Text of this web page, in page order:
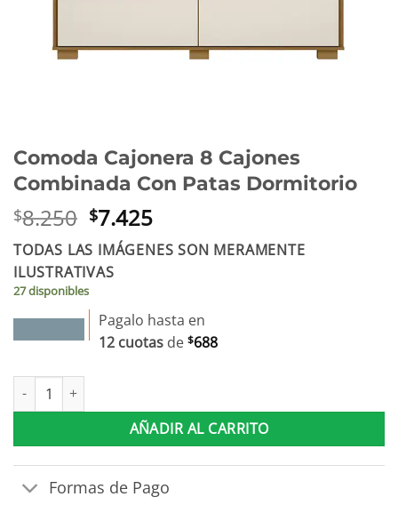
Comoda Cajonera 8 Cajones
Combinada Con Patas Dormitorio
$8.250 El
precio
original
era:
$8.250.
$7.425El
precio
actual
TODAS LAS IMÁGENES SON MERAMENTE
ILUSTRATIVAS
27 disponibles
Pagalo hasta en
12 cuotas de $688
Comoda Cajonera 8 Cajones Combinada Con Patas Dormitorio
AÑADIR AL CARRITO
Formas de Pago